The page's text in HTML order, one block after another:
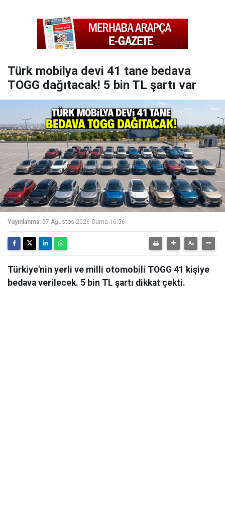
Türk mobilya devi 41 tane bedava
TOGG dağıtacak! 5 bin TL şartı var
Yayınlanma: 07 Ağustos 2026 Cuma 16:56
Türkiye'nin yerli ve milli otomobili TOGG 41 kişiye
bedava verilecek. 5 bin TL şartı dikkat çekti.